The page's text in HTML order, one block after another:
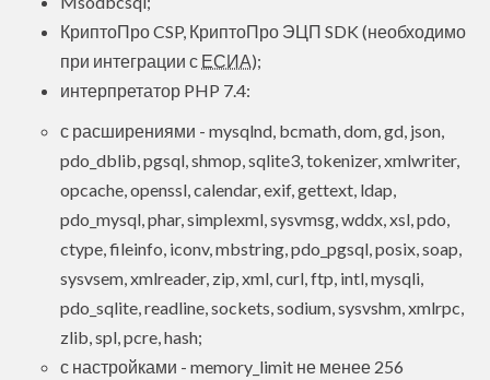
КриптоПро CSP, КриптоПро ЭЦП SDK (необходимо
при интеграции с ЕСИА);
интерпретатор PHP 7.4:
с расширениями - mysqlnd, bcmath, dom, gd, json,
pdo_dblib, pgsql, shmop, sqlite3, tokenizer, xmlwriter,
opcache, openssl, calendar, exif, gettext, ldap,
pdo_mysql, phar, simplexml, sysvmsg, wddx, xsl, pdo,
ctype, fileinfo, iconv, mbstring, pdo_pgsql, posix, soap,
sysvsem, xmlreader, zip, xml, curl, ftp, intl, mysqli,
pdo_sqlite, readline, sockets, sodium, sysvshm, xmlrpc,
zlib, spl, pcre, hash;
с настройками - memory_limit не менее 256